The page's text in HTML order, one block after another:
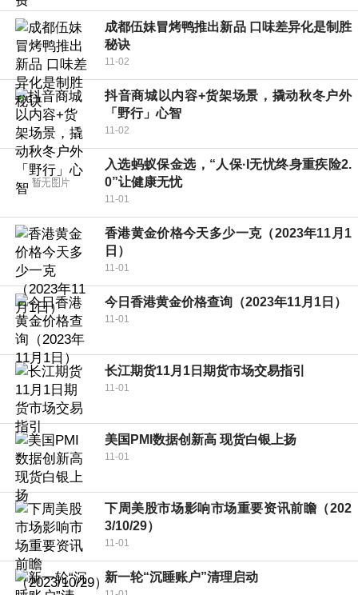
成都伍妹冒烤鸭推出新品 口味差异化是制胜
秘诀
11-02
抖音商城以内容+货架场景，撬动秋冬户外
「野行」心智
11-02
入选蚂蚁保金选，“人保·I无忧终身重疾险2.
0”让健康无忧
11-01
香港黄金价格今天多少一克（2023年11月1
日）
11-01
今日香港黄金价格查询（2023年11月1日）
11-01
长江期货11月1日期货市场交易指引
11-01
美国PMI数据创新高 现货白银上扬
11-01
下周美股市场影响市场重要资讯前瞻（202
3/10/29）
11-01
新一轮“沉睡账户”清理启动